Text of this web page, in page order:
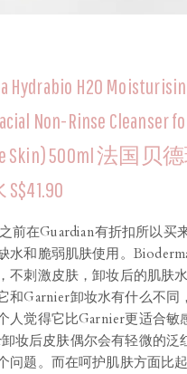
Hydrabio H2O
Non-Rinse Cleanser
Skin) 500ml 法国
前在Guardian有折扣所以买
水和脆弱肌肤使用。
不刺激皮肤，卸妆后的肌肤
和Garnier卸妆水有什么不同
人觉得它比Garnier更适合敏
妆后皮肤偶尔会有轻微的泛
问题。而在呵护肌肤方面比